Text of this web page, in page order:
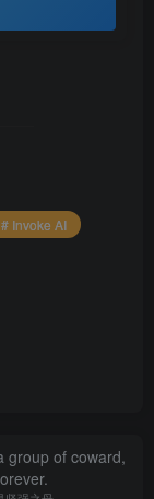
模型、Python
# Invoke AI
group of coward,